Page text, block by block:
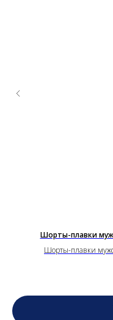
Шорты-плавки
Шорты-плавки